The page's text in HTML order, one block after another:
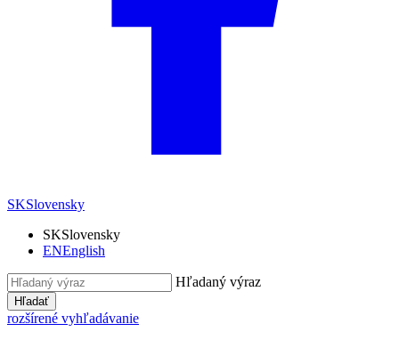
SKSlovensky
SKSlovensky
ENEnglish
Hľadaný výraz
Hľadať
rozšírené vyhľadávanie